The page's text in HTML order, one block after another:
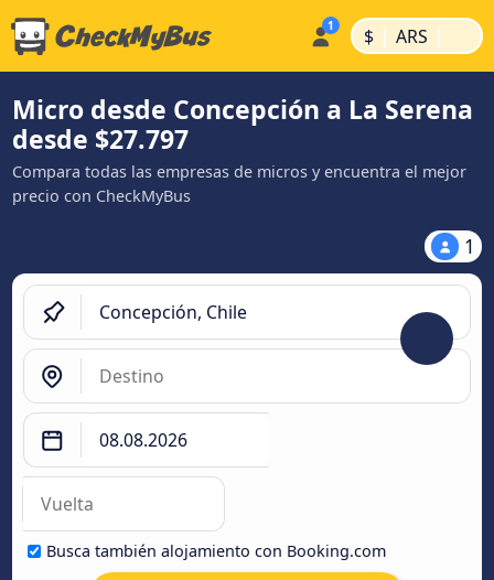
$ | ARS |
Micro desde Concepción a La Serena
desde $27.797
Compara todas las empresas de micros y encuentra el mejor
precio con CheckMyBus
1
Busca también alojamiento con Booking.com